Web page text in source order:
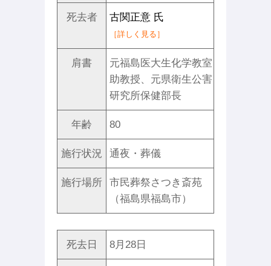
死去者 古関正意 氏
［詳しく見る］
肩書
元福島医大生化学教室
助教授、元県衛生公害
研究所保健部長
年齢 80
施行状況 通夜・葬儀
施行場所
市民葬祭さつき斎苑
（福島県福島市）
死去日 8月28日